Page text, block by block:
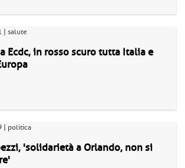
| salute
Ecdc, in rosso scuro tutta Italia e
| politica
'solidarietà a Orlando, non si